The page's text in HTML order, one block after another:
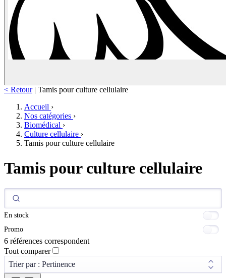
< Retour | Tamis pour culture cellulaire
Accueil ›
Nos catégories ›
Biomédical ›
Culture cellulaire ›
Tamis pour culture cellulaire
Tamis pour culture cellulaire
En stock
Promo
6 références correspondent
Tout comparer